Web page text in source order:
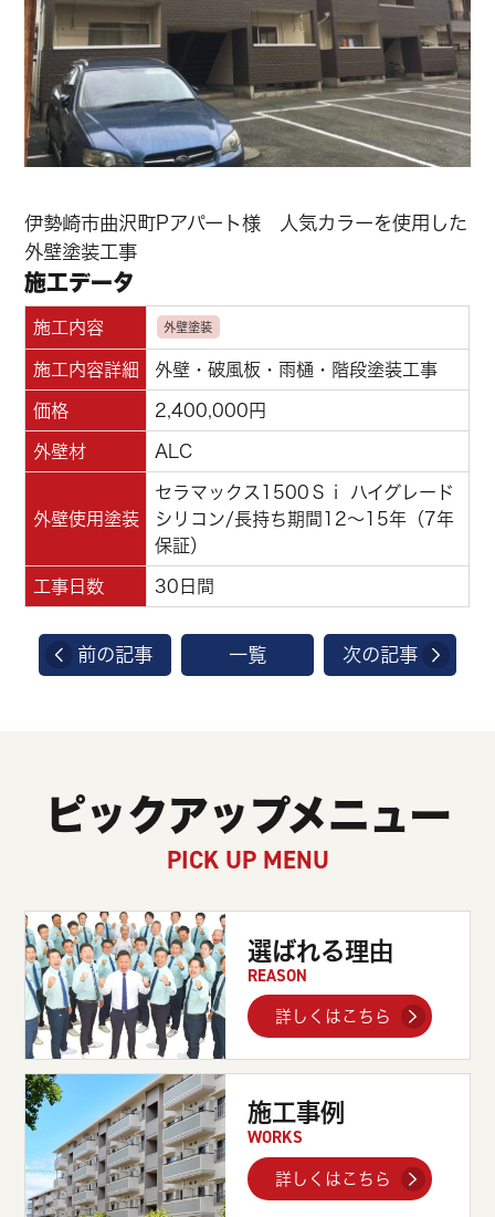
伊勢崎市曲沢町Pアパート様 人気カラーを使用した
外壁塗装工事
施工データ
施工内容 外壁塗装
施工内容詳細 外壁・破風板・雨樋・階段塗装工事
価格 2,400,000円
外壁材 ALC
外壁使用塗装
セラマックス1500Ｓｉ ハイグレード
シリコン/長持ち期間12～15年（7年
保証）
工事日数 30日間
前の記事 一覧 次の記事
ピックアップメニュー
PICK UP MENU
選ばれる理由
REASON
詳しくはこちら
施工事例
WORKS
詳しくはこちら